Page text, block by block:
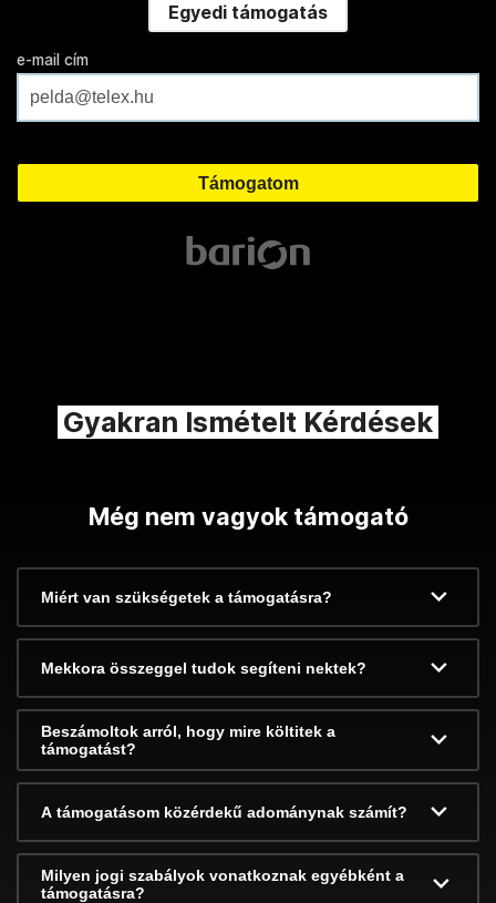
Egyedi támogatás
e-mail cím
Gyakran Ismételt Kérdések
Még nem vagyok támogató
Miért van szükségetek a támogatásra?
Mekkora összeggel tudok segíteni nektek?
Beszámoltok arról, hogy mire költitek a
támogatást?
A támogatásom közérdekű adománynak számít?
Milyen jogi szabályok vonatkoznak egyébként a
támogatásra?